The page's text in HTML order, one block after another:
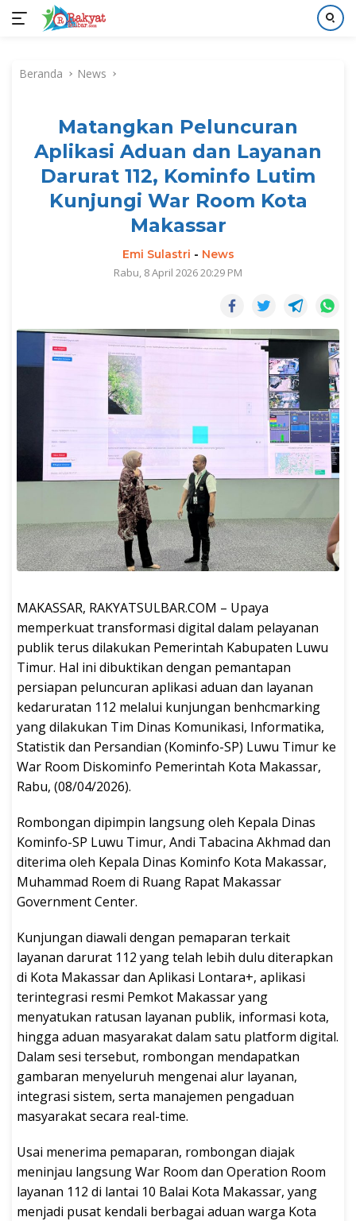
kontenBeranda News
Matangkan Peluncuran
Aplikasi Aduan dan Layanan
Darurat 112, Kominfo Lutim
Kunjungi War Room Kota
Makassar
Emi Sulastri - News
Rabu, 8 April 2026 20:29 PM
MAKASSAR, RAKYATSULBAR.COM – Upaya
memperkuat transformasi digital dalam pelayanan
publik terus dilakukan Pemerintah Kabupaten Luwu
Timur. Hal ini dibuktikan dengan pemantapan
persiapan peluncuran aplikasi aduan dan layanan
kedaruratan 112 melalui kunjungan benhcmarking
yang dilakukan Tim Dinas Komunikasi, Informatika,
Statistik dan Persandian (Kominfo-SP) Luwu Timur ke
War Room Diskominfo Pemerintah Kota Makassar,
Rabu, (08/04/2026).
Rombongan dipimpin langsung oleh Kepala Dinas
Kominfo-SP Luwu Timur, Andi Tabacina Akhmad dan
diterima oleh Kepala Dinas Kominfo Kota Makassar,
Muhammad Roem di Ruang Rapat Makassar
Government Center.
Kunjungan diawali dengan pemaparan terkait
layanan darurat 112 yang telah lebih dulu diterapkan
di Kota Makassar dan Aplikasi Lontara+, aplikasi
terintegrasi resmi Pemkot Makassar yang
menyatukan ratusan layanan publik, informasi kota,
hingga aduan masyarakat dalam satu platform digital.
Dalam sesi tersebut, rombongan mendapatkan
gambaran menyeluruh mengenai alur layanan,
integrasi sistem, serta manajemen pengaduan
masyarakat secara real-time.
Usai menerima pemaparan, rombongan diajak
meninjau langsung War Room dan Operation Room
layanan 112 di lantai 10 Balai Kota Makassar, yang
menjadi pusat kendali berbagai aduan warga Kota